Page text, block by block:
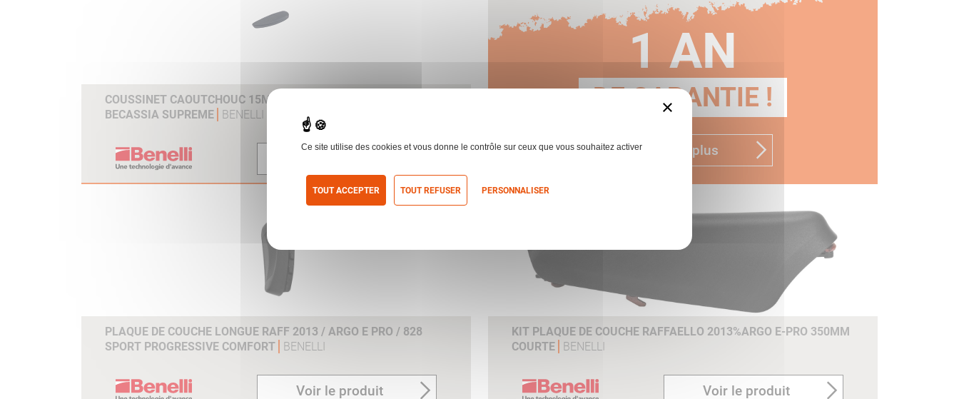
COUSSINET CAOUTCHOUC 15MM RAF CAL 28 ET ORIGINE
BECASSIA SUPREME
BENELLI
1 AN
DE GARANTIE !
En savoir plus
PLAQUE DE COUCHE LONGUE RAFF 2013 / ARGO E PRO / 828
SPORT PROGRESSIVE COMFORT
BENELLI
Voir le produit
KIT PLAQUE DE COUCHE RAFFAELLO 2013%ARGO E-PRO 350MM
COURTE
BENELLI
Voir le produit
×
Ce site utilise des cookies et vous donne le contrôle sur ceux que vous souhaitez activer
TOUT ACCEPTER TOUT REFUSER PERSONNALISER